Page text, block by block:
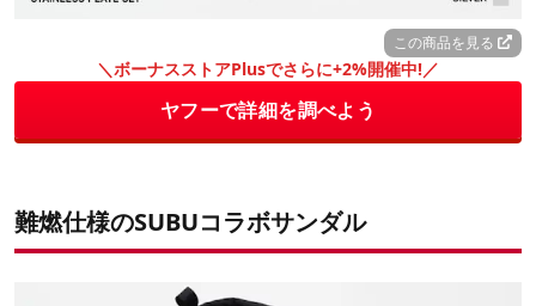
この商品を見る
＼ボーナスストアPlusでさらに+2%開催中!／
ヤフーで詳細を調べよう
難燃仕様のSUBUコラボサンダル